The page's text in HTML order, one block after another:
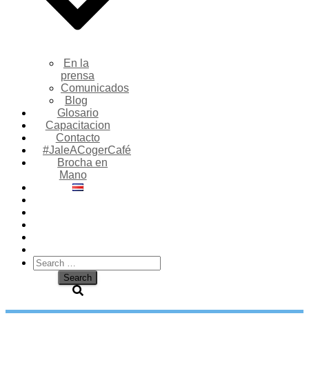
En la
prensa
Comunicados
Blog
Glosario
Capacitacion
Contacto
#JaleACogerCafé
Brocha en
Mano
Search
for: